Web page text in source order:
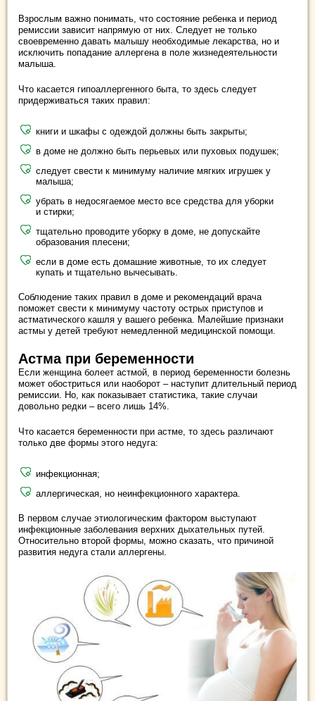
Взрослым важно понимать, что состояние ребенка и период
ремиссии зависит напрямую от них. Следует не только
своевременно давать малышу необходимые лекарства, но и
исключить попадание аллергена в поле жизнедеятельности
малыша.
Что касается гипоаллергенного быта, то здесь следует
придерживаться таких правил:
книги и шкафы с одеждой должны быть закрыты;
в доме не должно быть перьевых или пуховых подушек;
следует свести к минимуму наличие мягких игрушек у
малыша;
убрать в недосягаемое место все средства для уборки
и стирки;
тщательно проводите уборку в доме, не допускайте
образования плесени;
если в доме есть домашние животные, то их следует
купать и тщательно вычесывать.
Соблюдение таких правил в доме и рекомендаций врача
поможет свести к минимуму частоту острых приступов и
астматического кашля у вашего ребенка. Малейшие признаки
астмы у детей требуют немедленной медицинской помощи.
Астма при беременности
Если женщина болеет астмой, в период беременности болезнь
может обостриться или наоборот – наступит длительный период
ремиссии. Но, как показывает статистика, такие случаи
довольно редки – всего лишь 14%.
Что касается беременности при астме, то здесь различают
только две формы этого недуга:
инфекционная;
аллергическая, но неинфекционного характера.
В первом случае этиологическим фактором выступают
инфекционные заболевания верхних дыхательных путей.
Относительно второй формы, можно сказать, что причиной
развития недуга стали аллергены.